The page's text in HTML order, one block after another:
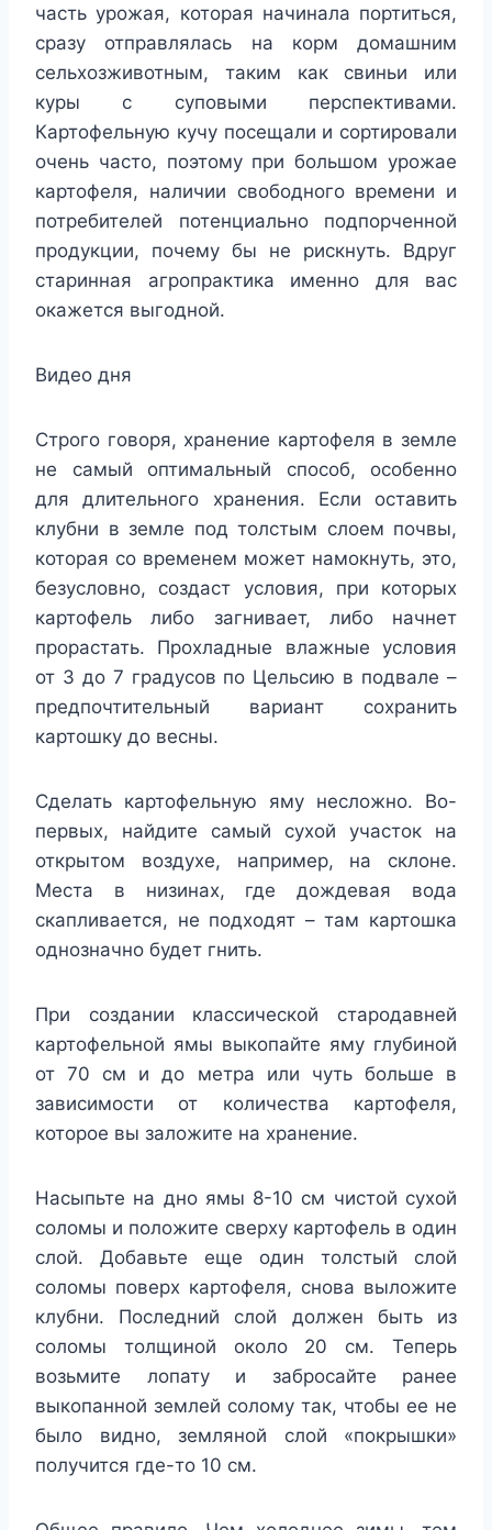
часть урожая, которая начинала портиться,
сразу отправлялась на корм домашним
сельхозживотным, таким как свиньи или
куры с суповыми перспективами.
Картофельную кучу посещали и сортировали
очень часто, поэтому при большом урожае
картофеля, наличии свободного времени и
потребителей потенциально подпорченной
продукции, почему бы не рискнуть. Вдруг
старинная агропрактика именно для вас
окажется выгодной.
Видео дня
Строго говоря, хранение картофеля в земле
не самый оптимальный способ, особенно
для длительного хранения. Если оставить
клубни в земле под толстым слоем почвы,
которая со временем может намокнуть, это,
безусловно, создаст условия, при которых
картофель либо загнивает, либо начнет
прорастать. Прохладные влажные условия
от 3 до 7 градусов по Цельсию в подвале –
предпочтительный вариант сохранить
картошку до весны.
Сделать картофельную яму несложно. Во-
первых, найдите самый сухой участок на
открытом воздухе, например, на склоне.
Места в низинах, где дождевая вода
скапливается, не подходят – там картошка
однозначно будет гнить.
При создании классической стародавней
картофельной ямы выкопайте яму глубиной
от 70 см и до метра или чуть больше в
зависимости от количества картофеля,
которое вы заложите на хранение.
Насыпьте на дно ямы 8-10 см чистой сухой
соломы и положите сверху картофель в один
слой. Добавьте еще один толстый слой
соломы поверх картофеля, снова выложите
клубни. Последний слой должен быть из
соломы толщиной около 20 см. Теперь
возьмите лопату и забросайте ранее
выкопанной землей солому так, чтобы ее не
было видно, земляной слой «покрышки»
получится где-то 10 см.